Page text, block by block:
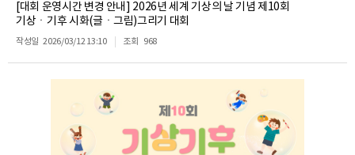
[대회 운영시간 변경 안내] 2026년 세계 기상의 날 기념 제10회
기상ㆍ기후 시화(글ㆍ그림)그리기 대회
작성일 2026/03/12 13:10 조회 968